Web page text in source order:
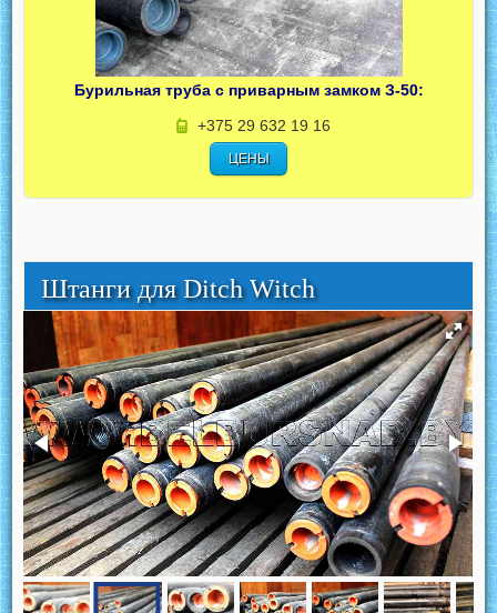
Бурильная труба с приварным замком З-50:
+375 29 632 19 16
ЦЕНЫ
Штанги для Ditch Witch